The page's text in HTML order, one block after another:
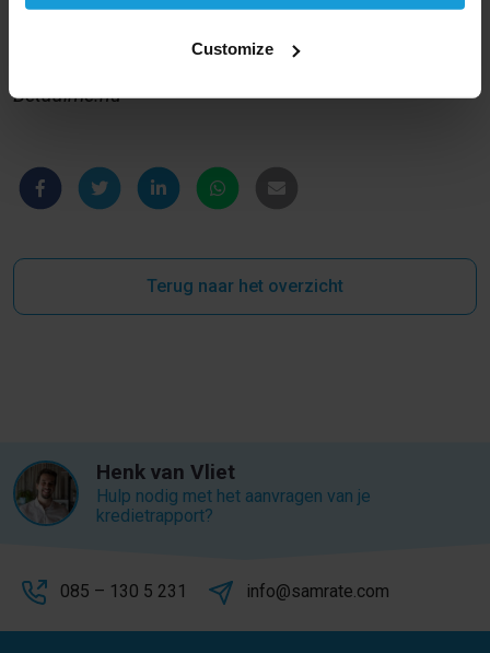
Customize
Het onderzoek is uitgevoerd door onafhankelijk
Betaalme.nu
Terug naar het overzicht
Henk van Vliet
Hulp nodig met het aanvragen van je
kredietrapport?
085 – 130 5 231 info@samrate.com